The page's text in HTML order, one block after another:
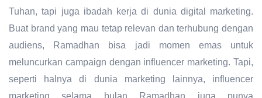
Tuhan, tapi juga ibadah kerja di dunia digital marketing.
Buat brand yang mau tetap relevan dan terhubung dengan
audiens, Ramadhan bisa jadi momen emas untuk
meluncurkan campaign dengan influencer marketing. Tapi,
seperti halnya di dunia marketing lainnya, influencer
marketing selama bulan Ramadhan juga punya